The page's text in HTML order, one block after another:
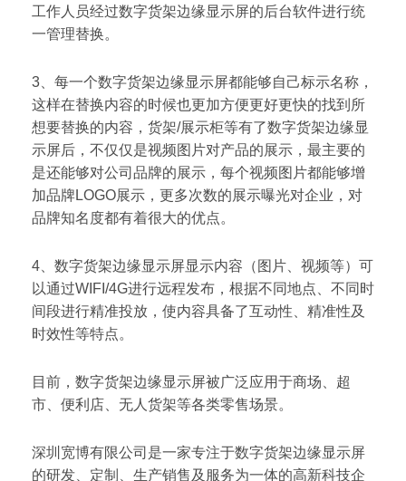
工作人员经过数字货架边缘显示屏的后台软件进行统
一管理替换。
3、每一个数字货架边缘显示屏都能够自己标示名称，
这样在替换内容的时候也更加方便更好更快的找到所
想要替换的内容，货架/展示柜等有了数字货架边缘显
示屏后，不仅仅是视频图片对产品的展示，最主要的
是还能够对公司品牌的展示，每个视频图片都能够增
加品牌LOGO展示，更多次数的展示曝光对企业，对
品牌知名度都有着很大的优点。
4、数字货架边缘显示屏显示内容（图片、视频等）可
以通过WIFI/4G进行远程发布，根据不同地点、不同时
间段进行精准投放，使内容具备了互动性、精准性及
时效性等特点。
目前，数字货架边缘显示屏被广泛应用于商场、超
市、便利店、无人货架等各类零售场景。
深圳宽博有限公司是一家专注于数字货架边缘显示屏
的研发、定制、生产销售及服务为一体的高新科技企